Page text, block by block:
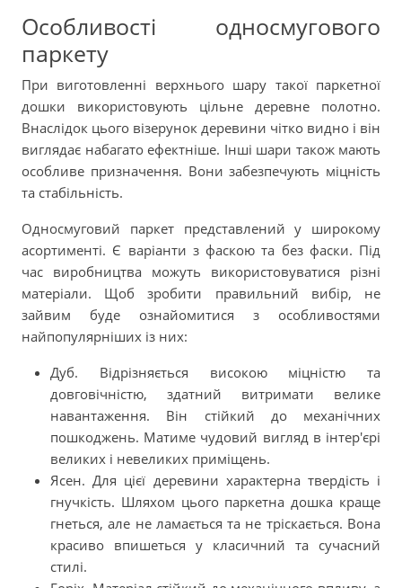
Особливості односмугового
паркету
При виготовленні верхнього шару такої паркетної
дошки використовують цільне деревне полотно.
Внаслідок цього візерунок деревини чітко видно і він
виглядає набагато ефектніше. Інші шари також мають
особливе призначення. Вони забезпечують міцність
та стабільність.
Односмуговий паркет представлений у широкому
асортименті. Є варіанти з фаскою та без фаски. Під
час виробництва можуть використовуватися різні
матеріали. Щоб зробити правильний вибір, не
зайвим буде ознайомитися з особливостями
найпопулярніших із них:
Дуб. Відрізняється високою міцністю та
довговічністю, здатний витримати велике
навантаження. Він стійкий до механічних
пошкоджень. Матиме чудовий вигляд в інтер'єрі
великих і невеликих приміщень.
Ясен. Для цієї деревини характерна твердість і
гнучкість. Шляхом цього паркетна дошка краще
гнеться, але не ламається та не тріскається. Вона
красиво впишеться у класичний та сучасний
стилі.